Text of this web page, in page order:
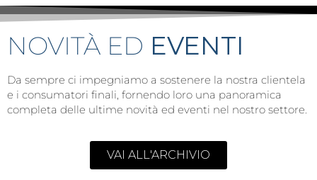
NOVITÀ ED EVENTI
Da sempre ci impegniamo a sostenere la nostra clientela
e i consumatori finali, fornendo loro una panoramica
completa delle ultime novità ed eventi nel nostro settore.
VAI ALL'ARCHIVIO